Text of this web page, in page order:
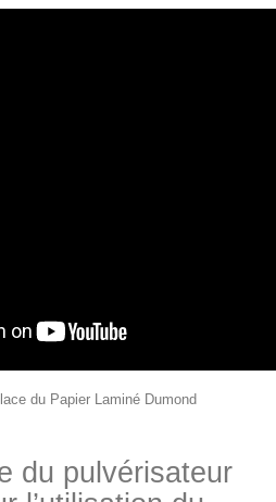
du Papier Laminé Dumond
du pulvérisateur